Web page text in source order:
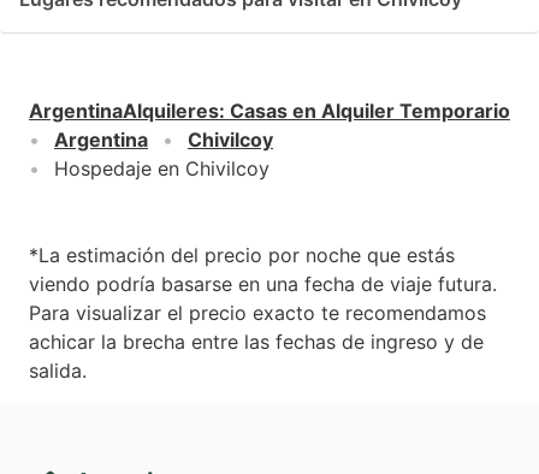
ArgentinaAlquileres: Casas en Alquiler Temporario
Argentina
Chivilcoy
Hospedaje en Chivilcoy
*La estimación del precio por noche que estás
viendo podría basarse en una fecha de viaje futura.
Para visualizar el precio exacto te recomendamos
achicar la brecha entre las fechas de ingreso y de
salida.